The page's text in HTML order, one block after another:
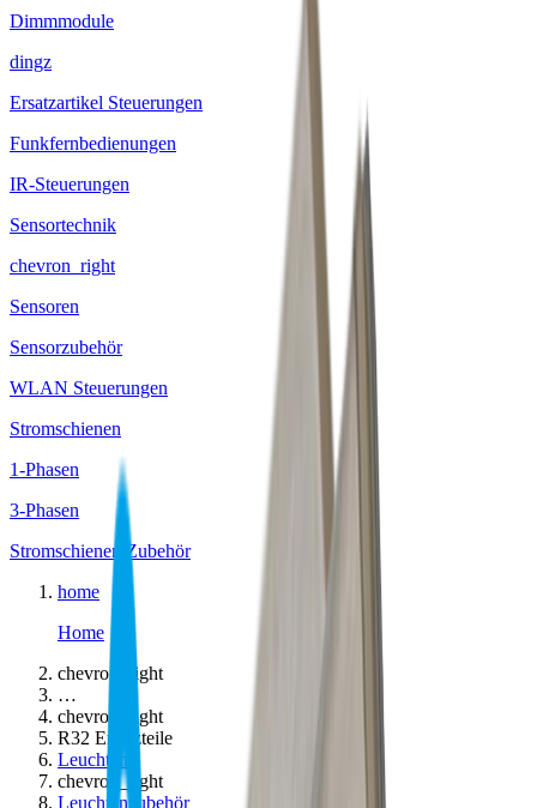
Dimmmodule
dingz
Ersatzartikel Steuerungen
Funkfernbedienungen
IR-Steuerungen
Sensortechnik
chevron_right
Sensoren
Sensorzubehör
WLAN Steuerungen
Stromschienen
1-Phasen
3-Phasen
Stromschienen Zubehör
home
Home
chevron_right
…
chevron_right
R32 Ersatzteile
Leuchten
chevron_right
Leuchtenzubehör